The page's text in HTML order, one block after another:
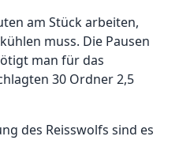
am Stück arbeiten,
muss. Die Pausen
man für das
30 Ordner 2,5
des Reisswolfs sind es